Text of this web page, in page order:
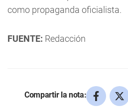
como propaganda oficialista.
FUENTE: Redacción
Compartir la nota: